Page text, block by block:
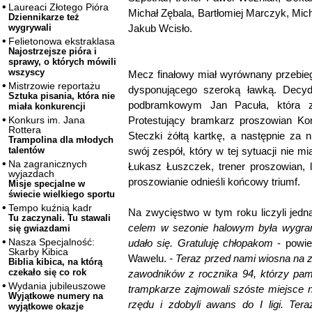
Laureaci Złotego Pióra
Dziennikarze też
wygrywali
Felietonowa ekstraklasa
Najostrzejsze pióra i
sprawy, o których mówili
wszyscy
Mistrzowie reportażu
Sztuka pisania, która nie
miała konkurencji
Konkurs im. Jana
Rottera
Trampolina dla młodych
talentów
Na zagranicznych
wyjazdach
Misje specjalne w
świecie wielkiego sportu
Tempo kuźnią kadr
Tu zaczynali. Tu stawali
się gwiazdami
Nasza Specjalność:
Skarby Kibica
Biblia kibica, na którą
czekało się co rok
Wydania jubileuszowe
Wyjątkowe numery na
wyjątkowe okazje
Michał Zębala, Bartłomiej Marczyk,
Jakub Wcisło.
Mecz finałowy miał wyrównany
dysponującego szeroką ławką.
podbramkowym Jan Pacuła,
Protestujący bramkarz proszowian
Steczki żółtą kartkę, a następnie za
swój zespół, który w tej sytuacji nie
Łukasz Łuszczek, trener proszowian,
proszowianie odnieśli końcowy triumf.
Na zwycięstwo w tym roku liczyli
celem w sezonie halowym była
udało się. Gratuluję chłopakom -
Wawelu.- Teraz przed nami wiosna na
zawodników z rocznika 94, którzy
trampkarze zajmowali szóste miejsce
rzędu i zdobyli awans do I ligi.